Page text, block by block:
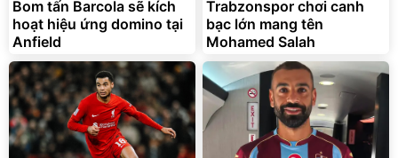
đ
Đã bán nhiều
đ
Đang xem nhiều
G-FORCE VIETNA
Bom tấn Barcola sẽ kích
hoạt hiệu ứng domino tại
Anfield
Trabzonspor chơi canh
bạc lớn mang tên
Mohamed Salah